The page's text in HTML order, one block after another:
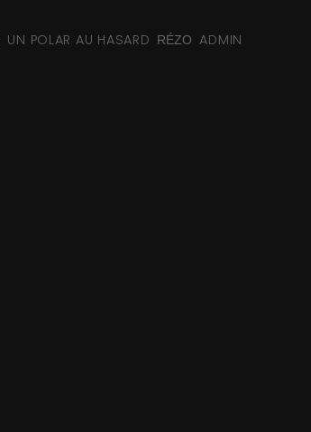
UN POLAR AU HASARD RÉZO ADMIN